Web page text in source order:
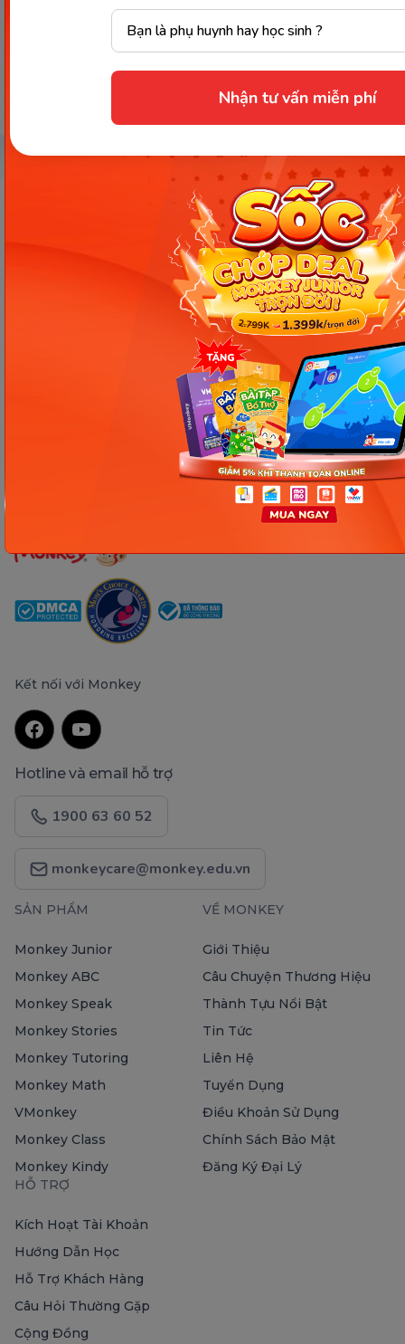
Nhận tư vấn miễn phí
Công ty Cổ phần Early Start
Giấy phép ĐKKD số 0106651756 do Sở Kế hoạch và Đầu tư TP Hà Nội cấp
ngày 01/10/2014, thay đổi lần thứ 3 ngày 13/11/2020
Trụ sở chính: Tầng 3, tòa nhà G4 và G5, dự án Five Star Garden, số 2 Kim
Giang, phường Khương Đình, TP. Hà Nội
Người đại diện pháp luật: Ông Nguyễn Hoàng Anh - Giám đốc điều hành
Kết nối với Monkey
Hotline và email hỗ trợ
1900 63 60 52
monkeycare@monkey.edu.vn
SẢN PHẨM
Monkey Junior
Monkey ABC
Monkey Speak
Monkey Stories
Monkey Tutoring
Monkey Math
VMonkey
Monkey Class
Monkey Kindy
VỀ MONKEY
Giới Thiệu
Câu Chuyện Thương Hiệu
Thành Tựu Nổi Bật
Tin Tức
Liên Hệ
Tuyển Dụng
Điều Khoản Sử Dụng
Chính Sách Bảo Mật
Đăng Ký Đại Lý
HỖ TRỢ
Kích Hoạt Tài Khoản
Hướng Dẫn Học
Hỗ Trợ Khách Hàng
Câu Hỏi Thường Gặp
Cộng Đồng